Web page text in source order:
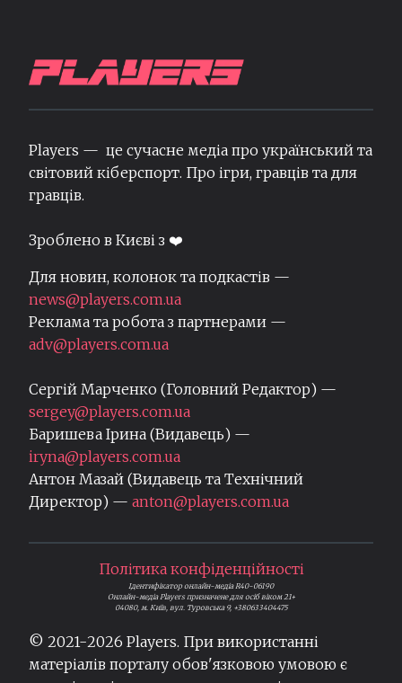
Players — це сучасне медіа про український та
світовий кіберспорт. Про ігри, гравців та для
гравців.
Зроблено в Києві з ❤️
Для новин, колонок та подкастів —
news@players.com.ua
Реклама та робота з партнерами —
adv@players.com.ua
Сергій Марченко (Головний Редактор) —
sergey@players.com.ua
Баришева Ірина (Видавець) —
iryna@players.com.ua
Антон Мазай (Видавець та Технічний
Директор) — anton@players.com.ua
Політика конфіденційності
Ідентифікатор онлайн-медіа R40-06190
Онлайн-медіа Players призначене для осіб віком 21+
04080, м. Київ, вул. Туровська 9, +380633404475
© 2021-2026 Players. При використанні
матеріалів порталу обов'язковою умовою є